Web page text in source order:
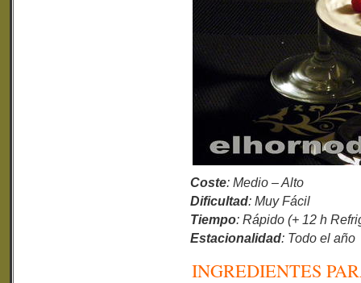
Coste: Medio – Alto
Dificultad: Muy Fácil
Tiempo: Rápido (+ 12 h
Estacionalidad: Todo el año
INGREDIENTES